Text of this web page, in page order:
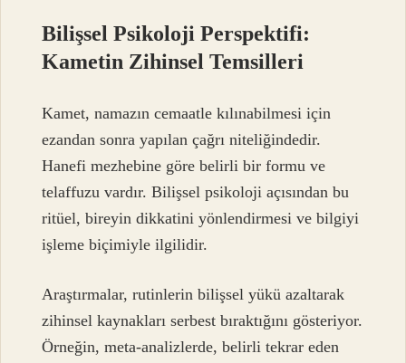
Bilişsel Psikoloji Perspektifi:
Kametin Zihinsel Temsilleri
Kamet, namazın cemaatle kılınabilmesi için
ezandan sonra yapılan çağrı niteliğindedir.
Hanefi mezhebine göre belirli bir formu ve
telaffuzu vardır. Bilişsel psikoloji açısından bu
ritüel, bireyin dikkatini yönlendirmesi ve bilgiyi
işleme biçimiyle ilgilidir.
Araştırmalar, rutinlerin bilişsel yükü azaltarak
zihinsel kaynakları serbest bıraktığını gösteriyor.
Örneğin, meta-analizlerde, belirli tekrar eden